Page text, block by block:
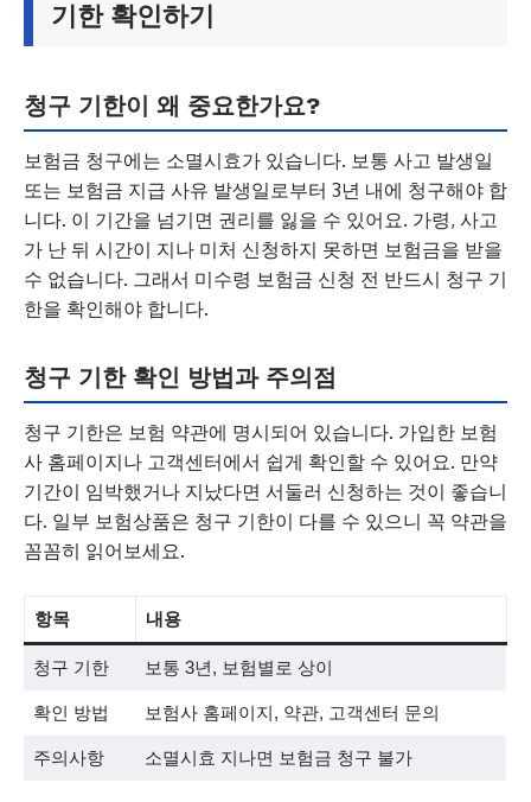
기한 확인하기
청구 기한이 왜 중요한가요?
보험금 청구에는 소멸시효가 있습니다. 보통 사고 발생일
또는 보험금 지급 사유 발생일로부터 3년 내에 청구해야 합
니다. 이 기간을 넘기면 권리를 잃을 수 있어요. 가령, 사고
가 난 뒤 시간이 지나 미처 신청하지 못하면 보험금을 받을
수 없습니다. 그래서 미수령 보험금 신청 전 반드시 청구 기
한을 확인해야 합니다.
청구 기한 확인 방법과 주의점
청구 기한은 보험 약관에 명시되어 있습니다. 가입한 보험
사 홈페이지나 고객센터에서 쉽게 확인할 수 있어요. 만약
기간이 임박했거나 지났다면 서둘러 신청하는 것이 좋습니
다. 일부 보험상품은 청구 기한이 다를 수 있으니 꼭 약관을
꼼꼼히 읽어보세요.
항목 내용
청구 기한 보통 3년, 보험별로 상이
확인 방법 보험사 홈페이지, 약관, 고객센터 문의
주의사항 소멸시효 지나면 보험금 청구 불가